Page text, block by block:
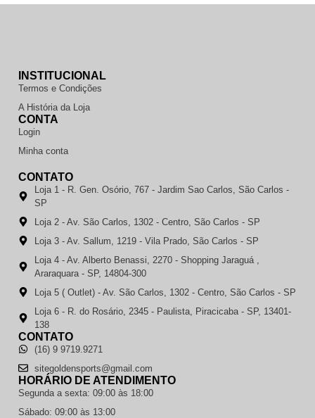
INSTITUCIONAL
Termos e Condições
A História da Loja
CONTA
Login
Minha conta
CONTATO
Loja 1 - R. Gen. Osório, 767 - Jardim Sao Carlos, São Carlos -
SP
Loja 2 - Av. São Carlos, 1302 - Centro, São Carlos - SP
Loja 3 - Av. Sallum, 1219 - Vila Prado, São Carlos - SP
Loja 4 - Av. Alberto Benassi, 2270 - Shopping Jaraguá ,
Araraquara - SP, 14804-300
Loja 5 ( Outlet) - Av. São Carlos, 1302 - Centro, São Carlos - SP
Loja 6 - R. do Rosário, 2345 - Paulista, Piracicaba - SP, 13401-
138
CONTATO
(16) 9 9719.9271
sitegoldensports@gmail.com
HORÁRIO DE ATENDIMENTO
Segunda a sexta: 09:00 às 18:00
Sábado: 09:00 às 13:00